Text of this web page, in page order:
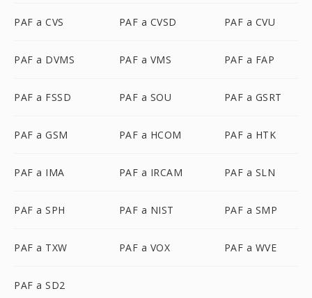
PAF a CVS PAF a CVSD PAF a CVU
PAF a DVMS PAF a VMS PAF a FAP
PAF a FSSD PAF a SOU PAF a GSRT
PAF a GSM PAF a HCOM PAF a HTK
PAF a IMA PAF a IRCAM PAF a SLN
PAF a SPH PAF a NIST PAF a SMP
PAF a TXW PAF a VOX PAF a WVE
PAF a SD2